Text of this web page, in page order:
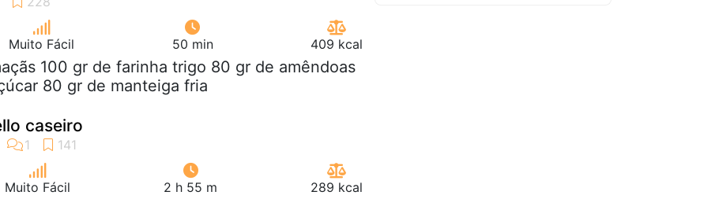
Muito Fácil 50 min 409 kcal
100 gr de farinha trigo 80 gr de amêndoas
80 gr de manteiga fria
caseiro
Muito Fácil 2 h 55 m 289 kcal